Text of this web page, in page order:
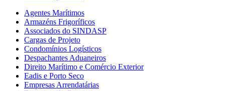
Agentes Marítimos
Armazéns Frigoríficos
Associados do SINDASP
Cargas de Projeto
Condomínios Logísticos
Despachantes Aduaneiros
Direito Marítimo e Comércio Exterior
Eadis e Porto Seco
Empresas Arrendatárias